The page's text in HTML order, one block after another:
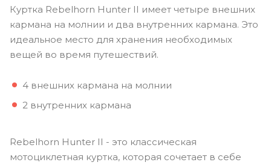
Куртка Rebelhorn Hunter II имеет четыре внешних
кармана на молнии и два внутренних кармана. Это
идеальное место для хранения необходимых
вещей во время путешествий.
4 внешних кармана на молнии
2 внутренних кармана
Rebelhorn Hunter II - это классическая
мотоциклетная куртка, которая сочетает в себе